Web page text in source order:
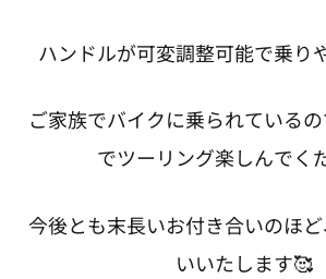
ハンドルが可変調整可能で乗り
ご家族でバイクに乗られている
でツーリング楽しんでく
今後とも末長いお付き合いのほ
いいたします🥰